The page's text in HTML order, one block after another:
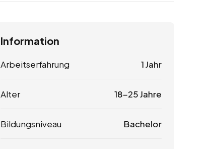
Information
Arbeitserfahrung 1 Jahr
Alter 18-25 Jahre
Bildungsniveau Bachelor